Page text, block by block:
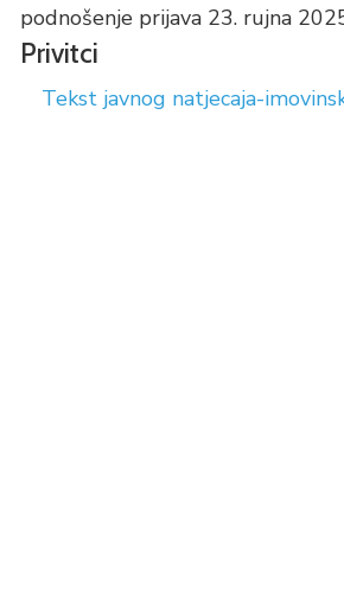
podnošenje prijava 23. rujna
Privitci
Tekst javnog natjecaja-